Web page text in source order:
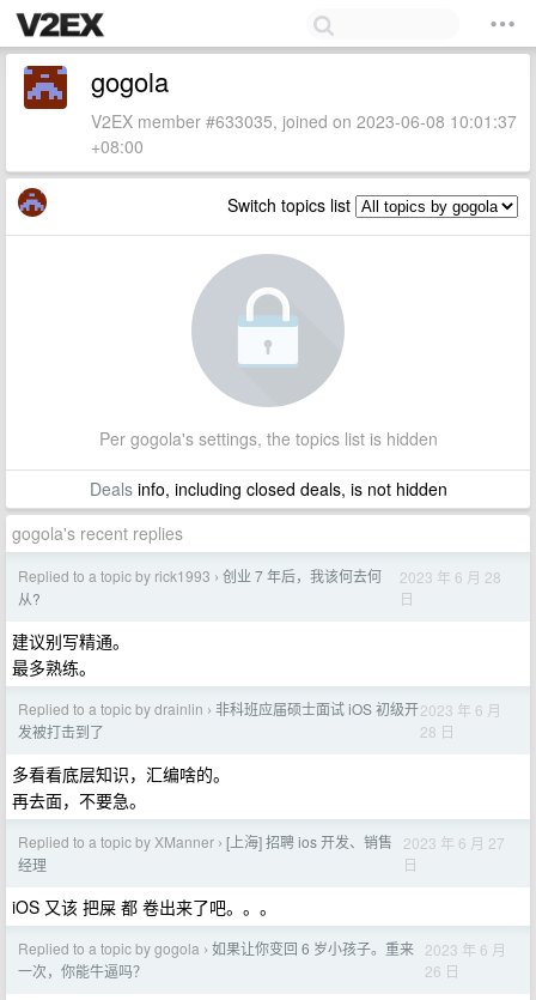
gogola
V2EX member #633035, joined on 2023-06-08 10:01:37
+08:00
Switch topics list
Per gogola's settings, the topics list is hidden
Dealsinfo, including closed deals, is not hidden
gogola's recent replies
Replied to a topic by rick1993 › 创业 7 年后，我该何去何
从?
2023 年 6 月 28
日
建议别写精通。
最多熟练。
Replied to a topic by drainlin › 非科班应届硕士面试 iOS 初级开
发被打击到了
2023 年 6 月
28 日
多看看底层知识，汇编啥的。
再去面，不要急。
Replied to a topic by XManner › [上海] 招聘 ios 开发、销售
经理
2023 年 6 月 27
日
iOS 又该 把屎 都 卷出来了吧。。。
Replied to a topic by gogola › 如果让你变回 6 岁小孩子。重来
一次，你能牛逼吗？
2023 年 6 月
26 日